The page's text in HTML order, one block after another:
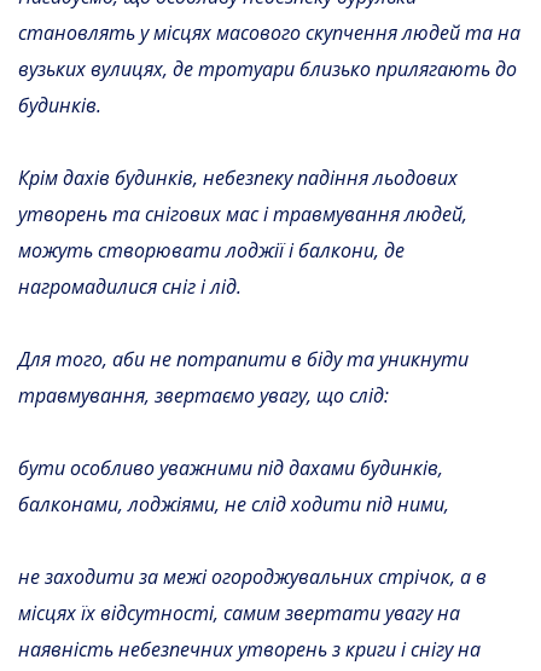
становлять у місцях масового скупчення людей та на
вузьких вулицях, де тротуари близько прилягають до
будинків.
Крім дахів будинків, небезпеку падіння льодових
утворень та снігових мас і травмування людей,
можуть створювати лоджії і балкони, де
нагромадилися сніг і лід.
Для того, аби не потрапити в біду та уникнути
травмування, звертаємо увагу, що слід:
бути особливо уважними під дахами будинків,
балконами, лоджіями, не слід ходити під ними,
не заходити за межі огороджувальних стрічок, а в
місцях їх відсутності, самим звертати увагу на
наявність небезпечних утворень з криги і снігу на